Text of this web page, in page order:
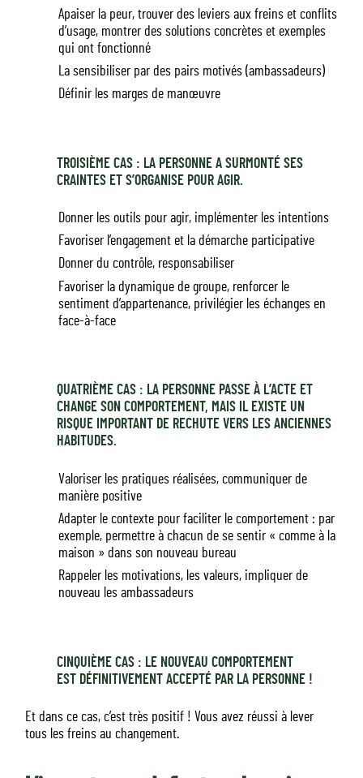
Apaiser la peur, trouver des leviers aux freins et conflits
d’usage, montrer des solutions concrètes et exemples
qui ont fonctionné
La sensibiliser par des pairs motivés (ambassadeurs)
Définir les marges de manœuvre
TROISIÈME CAS : LA PERSONNE A SURMONTÉ SES
CRAINTES ET S’ORGANISE POUR AGIR.
Donner les outils pour agir, implémenter les intentions
Favoriser l’engagement et la démarche participative
Donner du contrôle, responsabiliser
Favoriser la dynamique de groupe, renforcer le
sentiment d’appartenance, privilégier les échanges en
face-à-face
QUATRIÈME CAS : LA PERSONNE PASSE À L’ACTE ET
CHANGE SON COMPORTEMENT, MAIS IL EXISTE UN
RISQUE IMPORTANT DE RECHUTE VERS LES ANCIENNES
HABITUDES.
Valoriser les pratiques réalisées, communiquer de
manière positive
Adapter le contexte pour faciliter le comportement : par
exemple, permettre à chacun de se sentir « comme à la
maison » dans son nouveau bureau
Rappeler les motivations, les valeurs, impliquer de
nouveau les ambassadeurs
CINQUIÈME CAS : LE NOUVEAU COMPORTEMENT
EST DÉFINITIVEMENT ACCEPTÉ PAR LA PERSONNE !
Et dans ce cas, c’est très positif ! Vous avez réussi à lever
tous les freins au changement.